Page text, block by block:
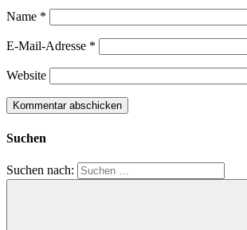
Name *
E-Mail-Adresse *
Website
Suchen
Suchen nach: